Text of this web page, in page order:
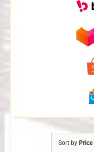
Sort by Price